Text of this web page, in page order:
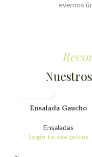
eventos
Ensalada Gaucho
Ensaladas
Login to see prices